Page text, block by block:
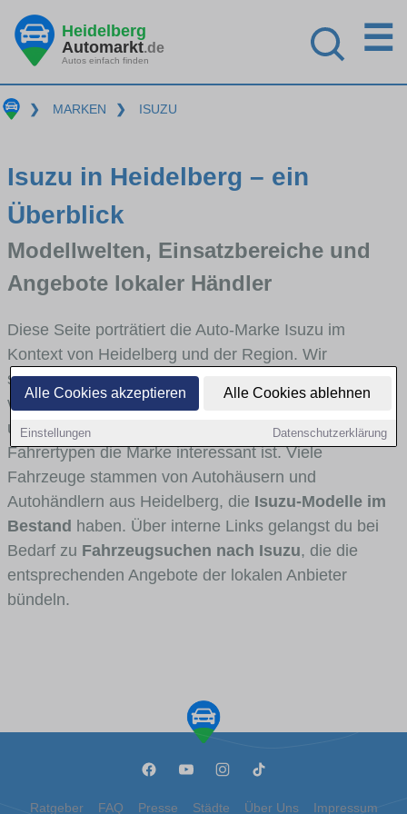
Alle Cookies akzeptieren Alle Cookies ablehnen
Einstellungen Datenschutzerklärung
Heidelberg
Automarkt.de
Autos einfach finden
☰
❯ MARKEN ❯ ISUZU
Isuzu in Heidelberg – ein
Überblick
Modellwelten, Einsatzbereiche und
Angebote lokaler Händler
Diese Seite porträtiert die Auto-Marke Isuzu im
Kontext von Heidelberg und der Region. Wir
skizzieren, in welchen Fahrzeugklassen Isuzu stark
vertreten ist, welche Modellreihen häufig im Stadt-
und Umlandverkehr zu sehen sind und für welche
Fahrertypen die Marke interessant ist. Viele
Fahrzeuge stammen von Autohäusern und
Autohändlern aus Heidelberg, die Isuzu-Modelle im
Bestand haben. Über interne Links gelangst du bei
Bedarf zu Fahrzeugsuchen nach Isuzu, die die
entsprechenden Angebote der lokalen Anbieter
bündeln.
Ratgeber FAQ Presse Städte Über Uns Impressum